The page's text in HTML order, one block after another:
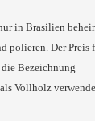
in Brasilien
polieren. Der Preis
Bezeichnung
Vollholz